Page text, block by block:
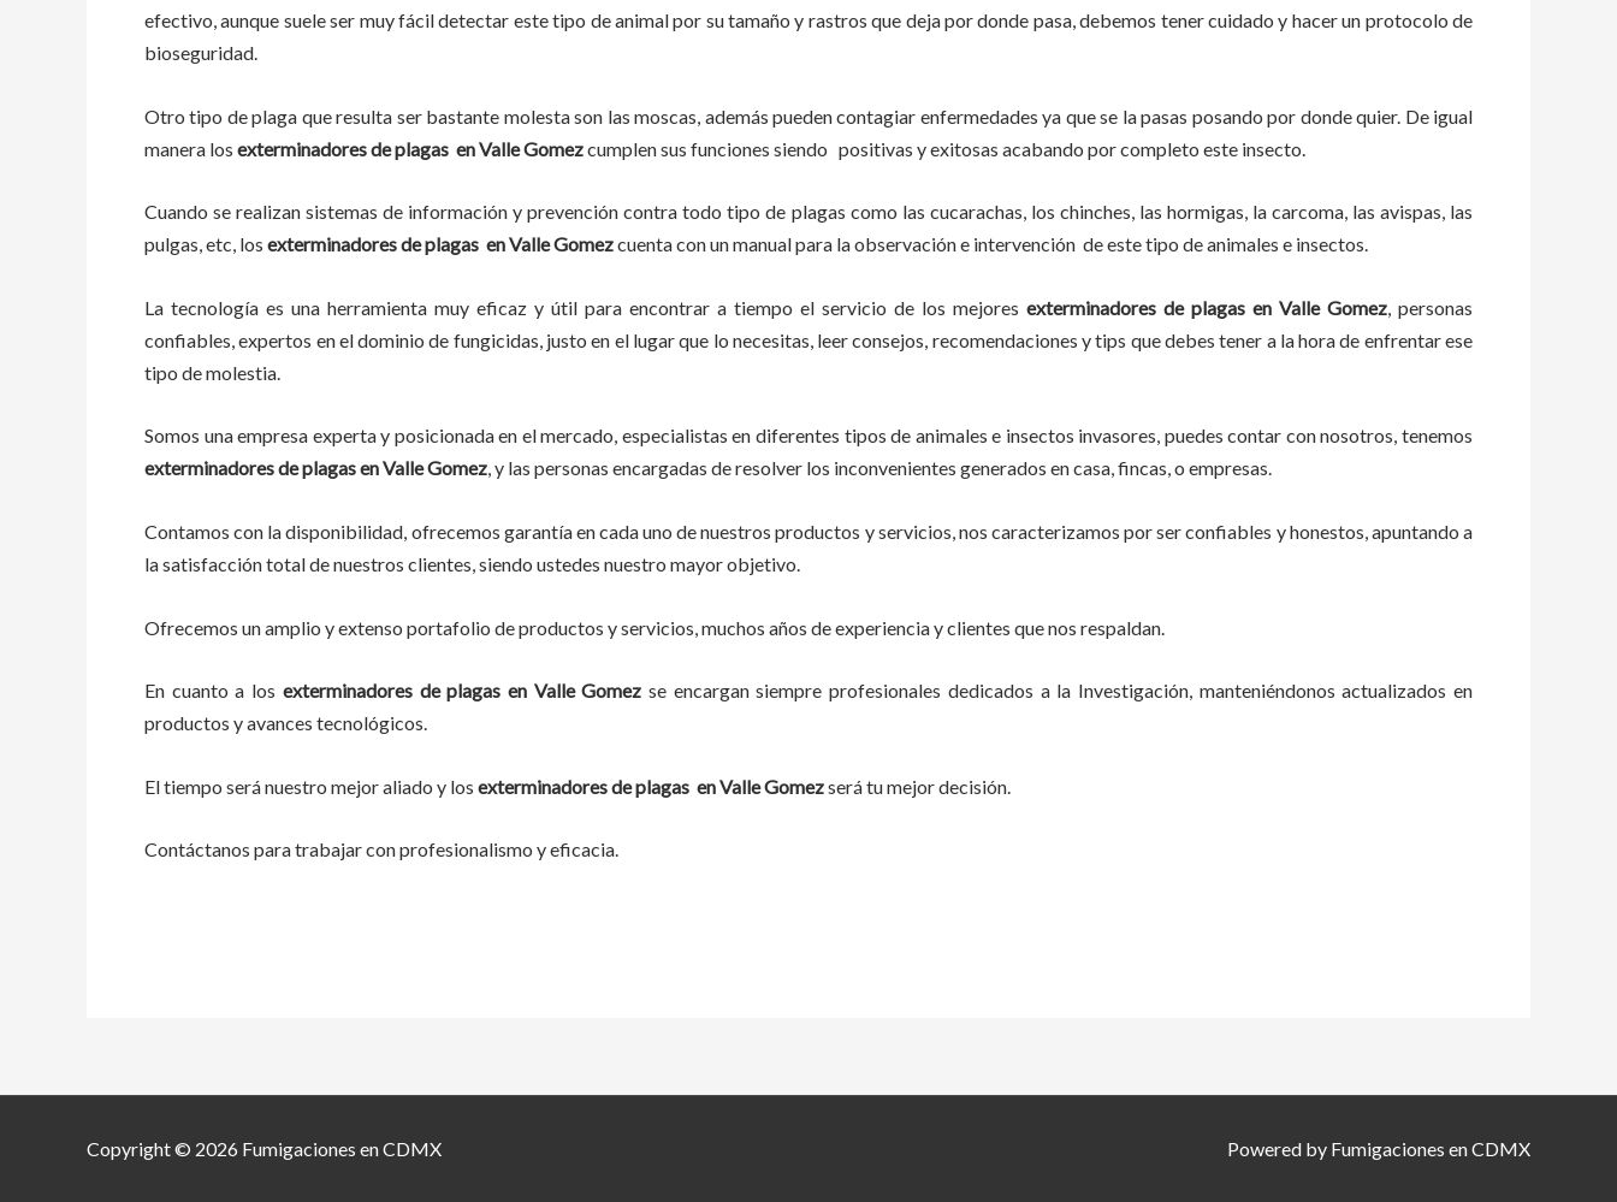
efectivo, aunque suele ser muy fácil detectar este tipo de animal por su tamaño y rastros que deja por donde pasa, debemos tener cuidado y hacer un protocolo de
bioseguridad.
Otro tipo de plaga que resulta ser bastante molesta son las moscas, además pueden contagiar enfermedades ya que se la pasas posando por donde quier. De igual
manera los exterminadores de plagas enValle Gomezcumplen sus funciones siendo positivas y exitosas acabando por completo este insecto.
Cuando se realizan sistemas de información y prevención contra todo tipo de plagas como las cucarachas, los chinches, las hormigas, la carcoma, las avispas, las
pulgas, etc, los exterminadores de plagas enValle Gomezcuenta con un manual para la observación e intervención de este tipo de animales e insectos.
La tecnología es una herramienta muy eficaz y útil para encontrar a tiempo el servicio de los mejores exterminadores de plagas en Valle Gomez , personas
confiables, expertos en el dominio de fungicidas, justo en el lugar que lo necesitas, leer consejos, recomendaciones y tips que debes tener a la hora de enfrentar ese
tipo de molestia.
Somos una empresa experta y posicionada en el mercado, especialistas en diferentes tipos de animales e insectos invasores, puedes contar con nosotros, tenemos
exterminadores de plagasenValle Gomez, y las personas encargadas de resolver los inconvenientes generados en casa, fincas, o empresas.
Contamos con la disponibilidad, ofrecemos garantía en cada uno de nuestros productos y servicios, nos caracterizamos por ser confiables y honestos, apuntando a
la satisfacción total de nuestros clientes, siendo ustedes nuestro mayor objetivo.
Ofrecemos un amplio y extenso portafolio de productos y servicios, muchos años de experiencia y clientes que nos respaldan.
En cuanto a los exterminadores de plagas en Valle Gomez se encargan siempre profesionales dedicados a la Investigación, manteniéndonos actualizados en
productos y avances tecnológicos.
El tiempo será nuestro mejor aliado y los exterminadores de plagas enValle Gomezserá tu mejor decisión.
Contáctanos para trabajar con profesionalismo y eficacia.
Copyright © 2026 Fumigaciones en CDMX Powered by Fumigaciones en CDMX